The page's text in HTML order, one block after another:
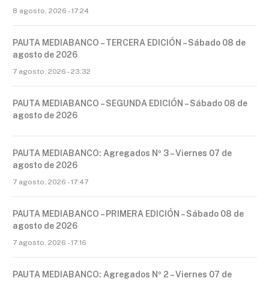
8 agosto, 2026 - 17:24
PAUTA MEDIABANCO – TERCERA EDICIÓN – Sábado 08 de
agosto de 2026
7 agosto, 2026 - 23:32
PAUTA MEDIABANCO – SEGUNDA EDICIÓN – Sábado 08 de
agosto de 2026
PAUTA MEDIABANCO: Agregados Nº 3 – Viernes 07 de
agosto de 2026
7 agosto, 2026 - 17:47
PAUTA MEDIABANCO – PRIMERA EDICIÓN – Sábado 08 de
agosto de 2026
7 agosto, 2026 - 17:16
PAUTA MEDIABANCO: Agregados Nº 2 – Viernes 07 de